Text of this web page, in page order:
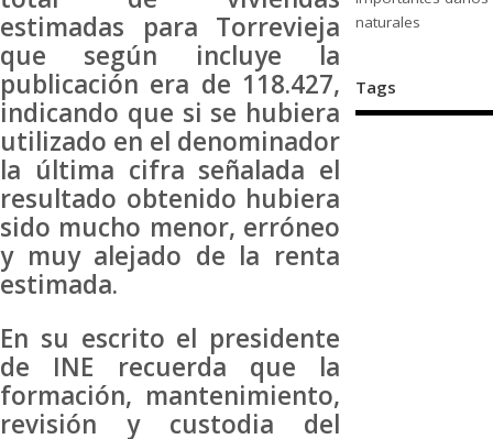
estimadas para Torrevieja
que según incluye la
publicación era de 118.427,
indicando que si se hubiera
utilizado en el denominador
la última cifra señalada el
resultado obtenido hubiera
sido mucho menor, erróneo
y muy alejado de la renta
estimada.
En su escrito el presidente
de INE recuerda que la
formación, mantenimiento,
revisión y custodia del
naturales
Tags